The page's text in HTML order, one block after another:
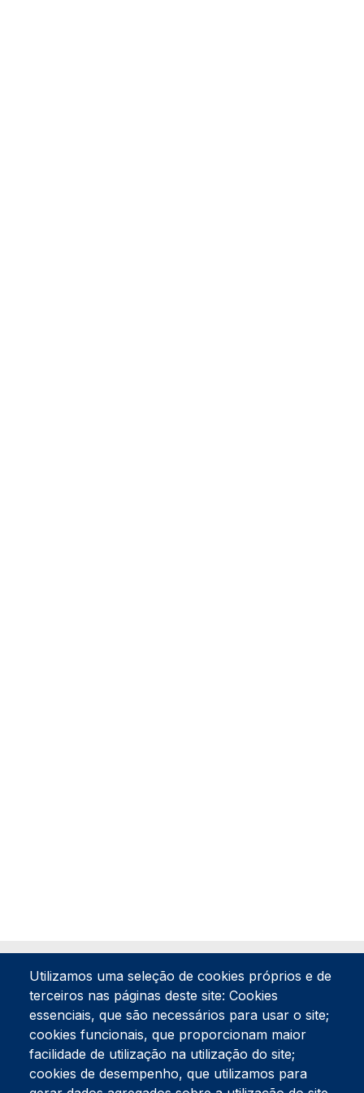
Tel:234 390 100Fax:234 390 100
Utilizamos uma seleção de cookies próprios e de
terceiros nas páginas deste site: Cookies
essenciais, que são necessários para usar o site;
cookies funcionais, que proporcionam maior
facilidade de utilização na utilização do site;
cookies de desempenho, que utilizamos para